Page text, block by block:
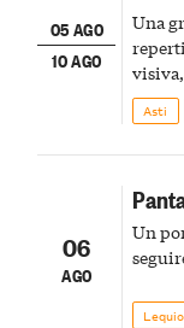
05 AGO
10 AGO
Una
della
Asti
06
AGO
Un